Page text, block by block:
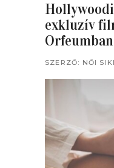
exkluzív
Orfeumban
SZERZŐ: NŐI